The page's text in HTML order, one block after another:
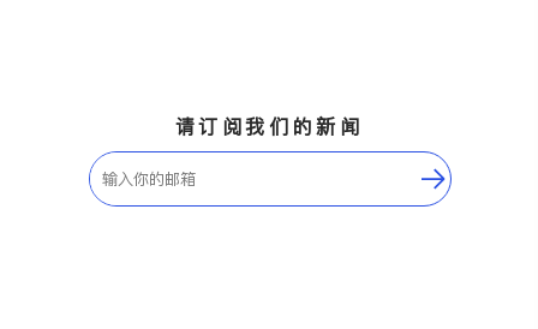
请订阅我们的新闻